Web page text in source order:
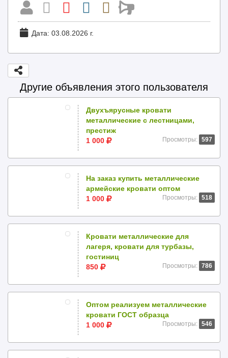
Дата: 03.08.2026 г.
Другие объявления этого пользователя
Двухъярусные кровати
металлические с лестницами,
престиж
1 000
Просмотры: 597
На заказ купить металлические
армейские кровати оптом
1 000
Просмотры: 518
Кровати металлические для
лагеря, кровати для турбазы,
гостиниц
850
Просмотры: 786
Оптом реализуем металлические
кровати ГОСТ образца
1 000
Просмотры: 546